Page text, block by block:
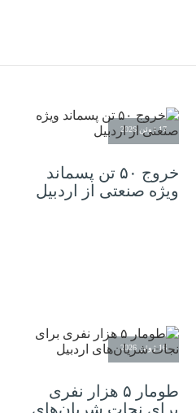
17 ژوئن 2026
خروج ۵۰ تن پسماند
ویژه صنعتی از اردبیل
16 ژوئن 2026
طومار ۵ هزار نفری
برای نجات شریان‌های